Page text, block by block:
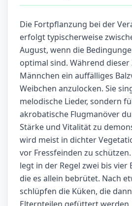
Die Fortpflanzung bei der
erfolgt typischerweise
August, wenn die
optimal sind. Während dieser
Männchen ein auffälliges
Weibchen anzulocken. Sie
melodische Lieder, sondern
akrobatische Flugmanöver
Stärke und Vitalität zu
wird meist in dichter
vor Fressfeinden zu
legt in der Regel zwei bis vier
die es allein bebrütet. Nach
schlüpfen die Küken, die